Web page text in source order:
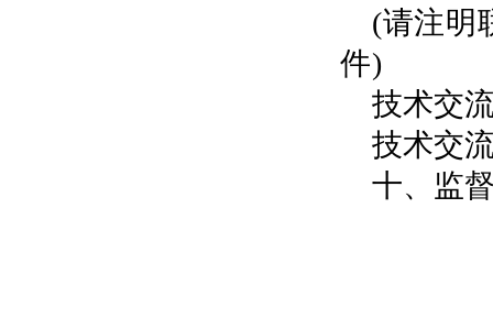
(请注明
件)
技术交
技术交
十、监